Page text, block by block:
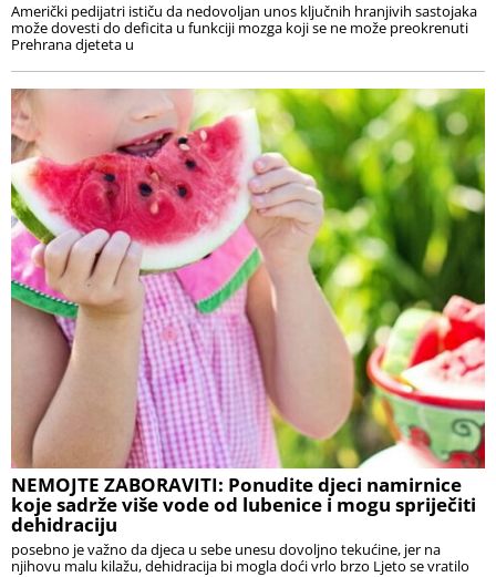
Američki pedijatri ističu da nedovoljan unos ključnih hranjivih sastojaka
može dovesti do deficita u funkciji mozga koji se ne može preokrenuti
Prehrana djeteta u
NEMOJTE ZABORAVITI: Ponudite djeci namirnice
koje sadrže više vode od lubenice i mogu spriječiti
dehidraciju
posebno je važno da djeca u sebe unesu dovoljno tekućine, jer na
njihovu malu kilažu, dehidracija bi mogla doći vrlo brzo Ljeto se vratilo